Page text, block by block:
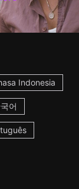
Indonesia
어